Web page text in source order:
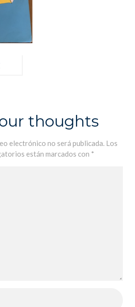
thoughts
electrónico no será publicada. Los
están marcados con *